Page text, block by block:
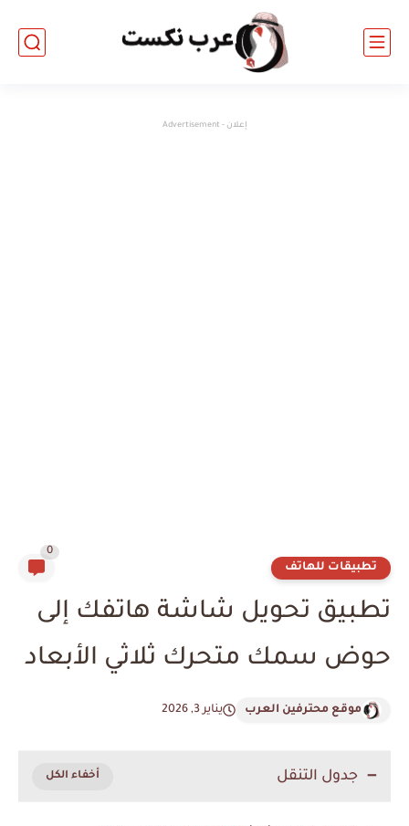
إعلان - Advertisement
تطبيقات للهاتف
0
تطبيق تحويل شاشة هاتفك إلى
حوض سمك متحرك ثلاثي الأبعاد
موقع محترفين العرب يناير 3, 2026
جدول التنقل